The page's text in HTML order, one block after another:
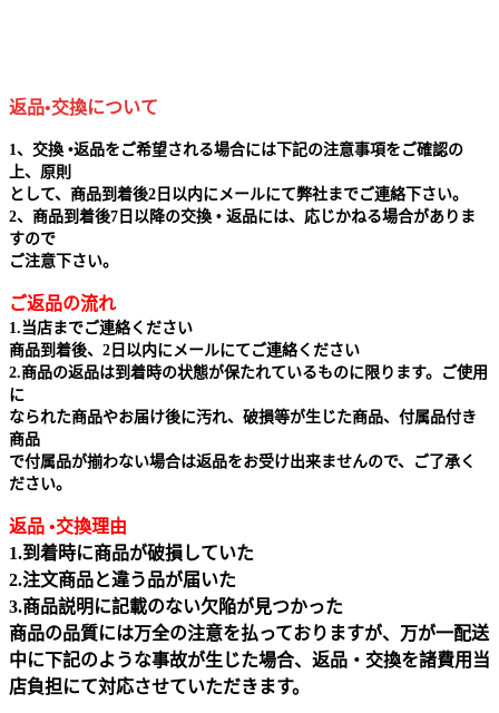
返品•交換について
1、交換 •返品をご希望される場合には下記の注意事項をご確認の
上、原則
として、商品到着後2日以内にメールにて弊社までご連絡下さい。
2、商品到着後7日以降の交換 • 返品には、応じかねる場合がありま
すので
ご注意下さい。
ご返品の流れ
1.当店までご連絡ください
商品到着後、2日以内にメールにてご連絡ください
2.商品の返品は到着時の状態が保たれているものに限ります。ご使用
に
なられた商品やお届け後に汚れ、破損等が生じた商品、付属品付き
商品
で付属品が揃わない場合は返品をお受け出来ませんので、ご了承く
ださい。
返品 •交換理由
1.到着時に商品が破損していた
2.注文商品と違う品が届いた
3.商品説明に記載のない欠陥が見つかった
商品の品質には万全の注意を払っておりますが、万が一配送
中に下記のような事故が生じた場合、返品・交換を諸費用当
店負担にて対応させていただきます。